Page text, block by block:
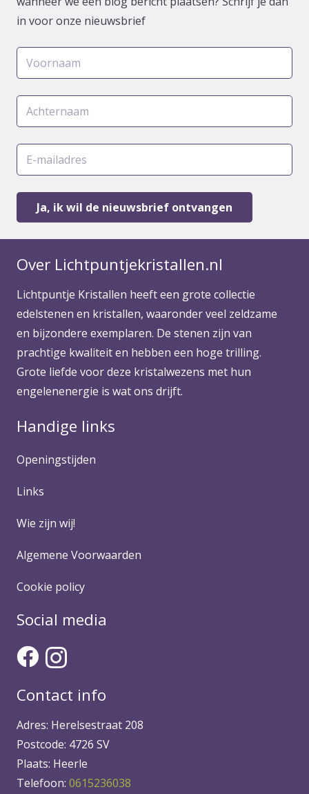
in voor onze nieuwsbrief
Over Lichtpuntjekristallen.nl
Lichtpuntje Kristallen heeft een grote collectie
edelstenen en kristallen, waaronder veel zeldzame
en bijzondere exemplaren. De stenen zijn van
prachtige kwaliteit en hebben een hoge trilling.
Grote liefde voor deze kristalwezens met hun
engelenenergie is wat ons drijft.
Handige links
Openingstijden
Links
Wie zijn wij!
Algemene Voorwaarden
Cookie policy
Social media
Contact info
Adres: Herelsestraat 208
Postcode: 4726 SV
Plaats: Heerle
Telefoon: 0615236038